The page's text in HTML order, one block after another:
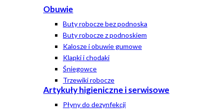
Obuwie
Buty robocze bez podnoska
Buty robocze z podnoskiem
Kalosze i obuwie gumowe
Klapki i chodaki
Śniegowce
Trzewiki robocze
Artykuły higieniczne i serwisowe
Płyny do dezynfekcji